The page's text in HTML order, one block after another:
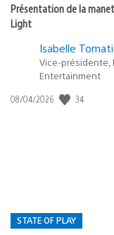
Présentation de la
Light
Isabelle
Vice-présidente,
Entertainment
Date
08/04/2026 34
STATE OF PLAY